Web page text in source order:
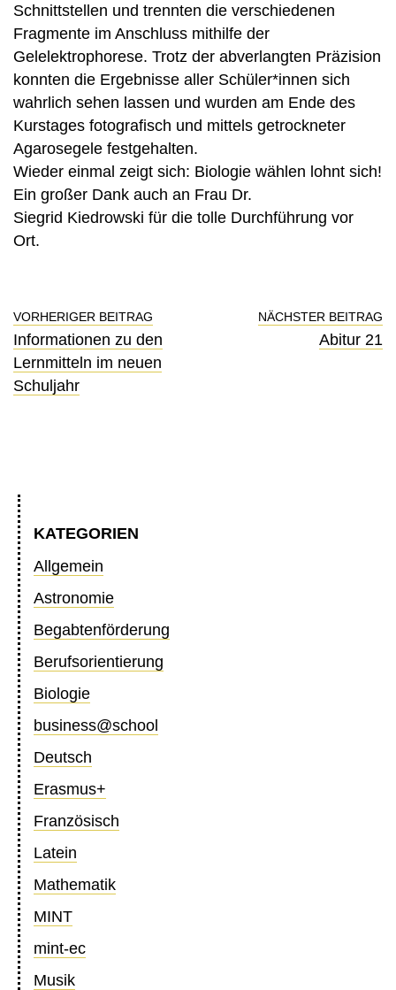
Schnittstellen und trennten die verschiedenen
Fragmente im Anschluss mithilfe der
Gelelektrophorese. Trotz der abverlangten Präzision
konnten die Ergebnisse aller Schüler*innen sich
wahrlich sehen lassen und wurden am Ende des
Kurstages fotografisch und mittels getrockneter
Agarosegele festgehalten.
Wieder einmal zeigt sich: Biologie wählen lohnt sich!
Ein großer Dank auch an Frau Dr.
Siegrid Kiedrowski für die tolle Durchführung vor
Ort.
VORHERIGER BEITRAG
Informationen zu den
Lernmitteln im neuen
Schuljahr
NÄCHSTER BEITRAG
Abitur 21
KATEGORIEN
Allgemein
Astronomie
Begabtenförderung
Berufsorientierung
Biologie
business@school
Deutsch
Erasmus+
Französisch
Latein
Mathematik
MINT
mint-ec
Musik